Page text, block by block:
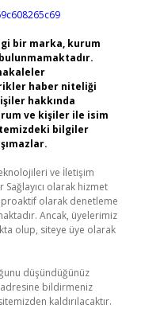
bir marka, kurum
haber niteliği
hakkında
ve kişiler ile isim
bilgiler
ve İletişim
Sağlayıcı olarak hizmet
olarak denetleme
Ancak, üyelerimiz
olup, siteye üye olarak
düşündüğünüz
adresine bildirmeniz
kaldırılacaktır.